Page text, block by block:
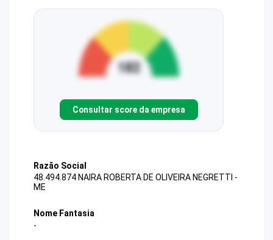
Consultar score da empresa
Razão Social
48.494.874 NAIRA ROBERTA DE OLIVEIRA NEGRETTI -
ME
Nome Fantasia
-